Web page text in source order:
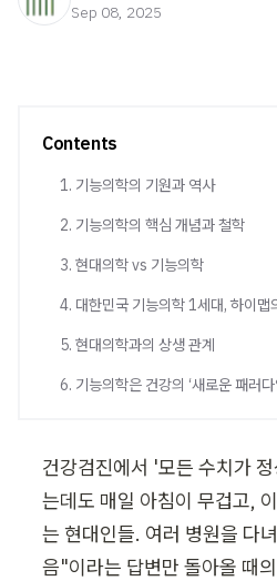
Sep 08, 2025
Contents
1. 기능의학의 기원과 역사
2. 기능의학의 핵심 개념과 철학
3. 현대의학 vs 기능의학
4. 대한민국 기능의학 1세대, 하이맵
5. 현대의학과의 상생 관계
6. 기능의학은 건강의 ‘새로운 패러다
건강검진에서 '모든 수치가
는데도 매일 아침이 무겁고,
는 현대인들. 여러 병원을 다
음"이라는 답변만 돌아올 때